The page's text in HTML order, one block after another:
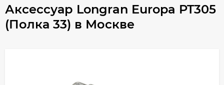
Аксессуар Longran Europa PT305
(Полка 33) в Москве